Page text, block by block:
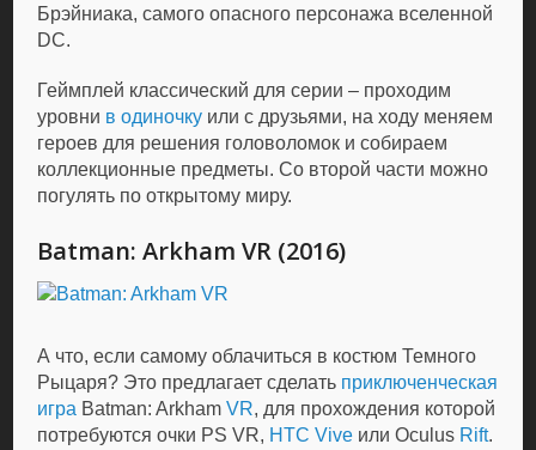
Брэйниака, самого опасного персонажа вселенной
DC.
Геймплей классический для серии – проходим
уровни в одиночку или с друзьями, на ходу меняем
героев для решения головоломок и собираем
коллекционные предметы. Со второй части можно
погулять по открытому миру.
Batman: Arkham VR (2016)
А что, если самому облачиться в костюм Темного
Рыцаря? Это предлагает сделать приключенческая
игра Batman: ArkhamVR, для прохождения которой
потребуются очки PS VR, HTC Vive или Oculus Rift.